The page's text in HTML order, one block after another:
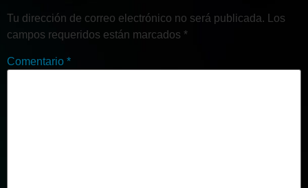
Tu dirección de correo electrónico no será publicada.
Los
campos requeridos están marcados *
Comentario *